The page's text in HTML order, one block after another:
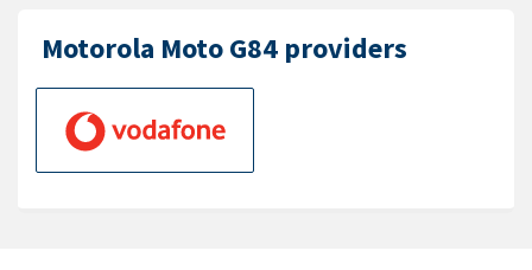
Motorola Moto G84 providers